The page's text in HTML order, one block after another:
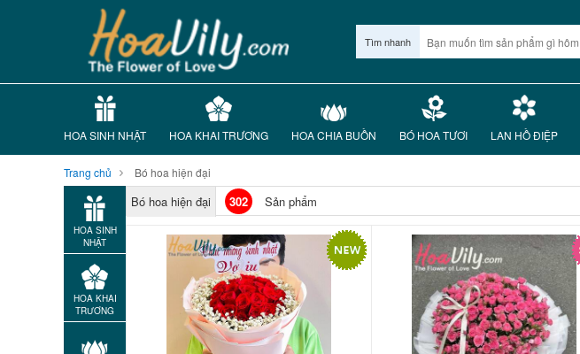
Tìm nhanh
HOA SINH NHẬT HOA KHAI TRƯƠNG HOA CHIA BUỒN BÓ HOA TƯƠI LAN HỒ ĐIỆP
Trang chủ Bó hoa hiện đại
HOA SINH
NHẬT
HOA KHAI
TRƯƠNG
Bó hoa hiện đại 302 Sản phẩm